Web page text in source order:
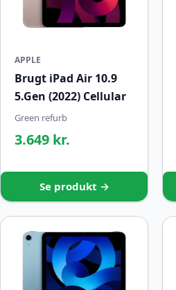
APPLE
Brugt iPad Air 10.9
5.Gen (2022) Cellular
Green refurb
3.649 kr.
Se produkt →